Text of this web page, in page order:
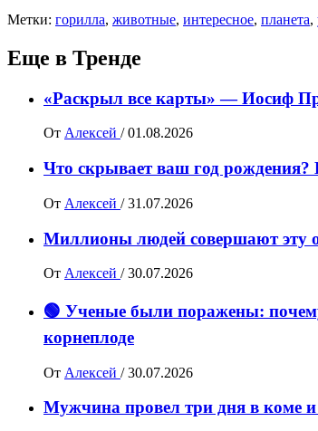
Метки: горилла, животные, интересное, планета,
Еще в Тренде
«Раскрыл все карты» — Иосиф
От Алексей / 01.08.2026
Что скрывает ваш год рождения?
От Алексей / 31.07.2026
Миллионы людей совершают эту
От Алексей / 30.07.2026
🟢 Ученые были поражены:
корнеплоде
От Алексей / 30.07.2026
Мужчина провел три дня в коме и